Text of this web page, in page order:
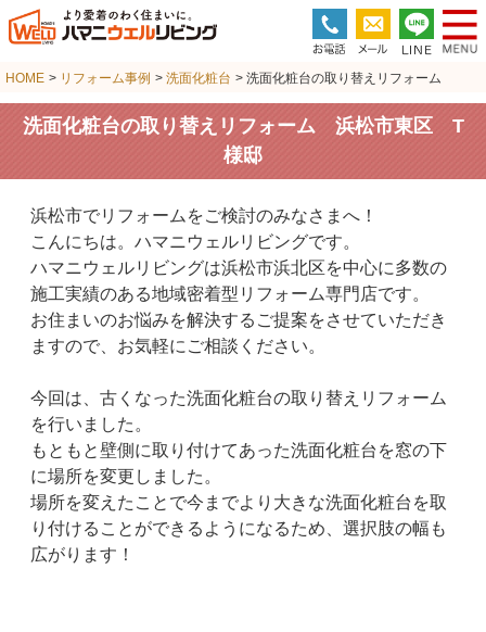
HOME > リフォーム事例 > 洗面化粧台 > 洗面化粧台の取り替えリフォーム
洗面化粧台の取り替えリフォーム 浜松市東区 T
様邸
浜松市でリフォームをご検討のみなさまへ！
こんにちは。ハマニウェルリビングです。
ハマニウェルリビングは浜松市浜北区を中心に多数の
施工実績のある地域密着型リフォーム専門店です。
お住まいのお悩みを解決するご提案をさせていただき
ますので、お気軽にご相談ください。
今回は、古くなった洗面化粧台の取り替えリフォーム
を行いました。
もともと壁側に取り付けてあった洗面化粧台を窓の下
に場所を変更しました。
場所を変えたことで今までより大きな洗面化粧台を取
り付けることができるようになるため、選択肢の幅も
広がります！